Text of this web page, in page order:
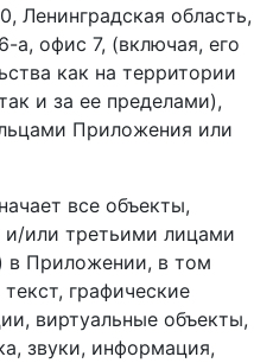
Ленинградская область,
а, офис 7, (включая, его
как на территории
и за ее пределами),
Приложения или
все объекты,
или третьими лицами
в Приложении, в том
графические
виртуальные объекты,
звуки, информация,